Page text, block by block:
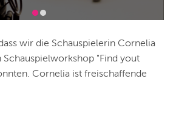
wir die Schauspielerin Cornelia
"Find yout
Cornelia ist freischaffende